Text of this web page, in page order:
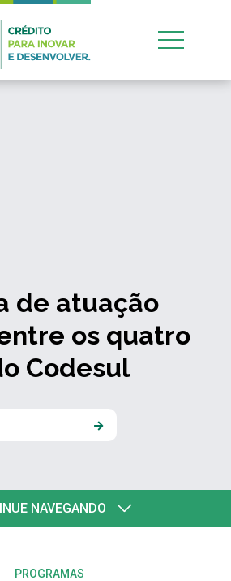
de atuação
os quatro
Codesul
NAVEGANDO
PROGRAMAS